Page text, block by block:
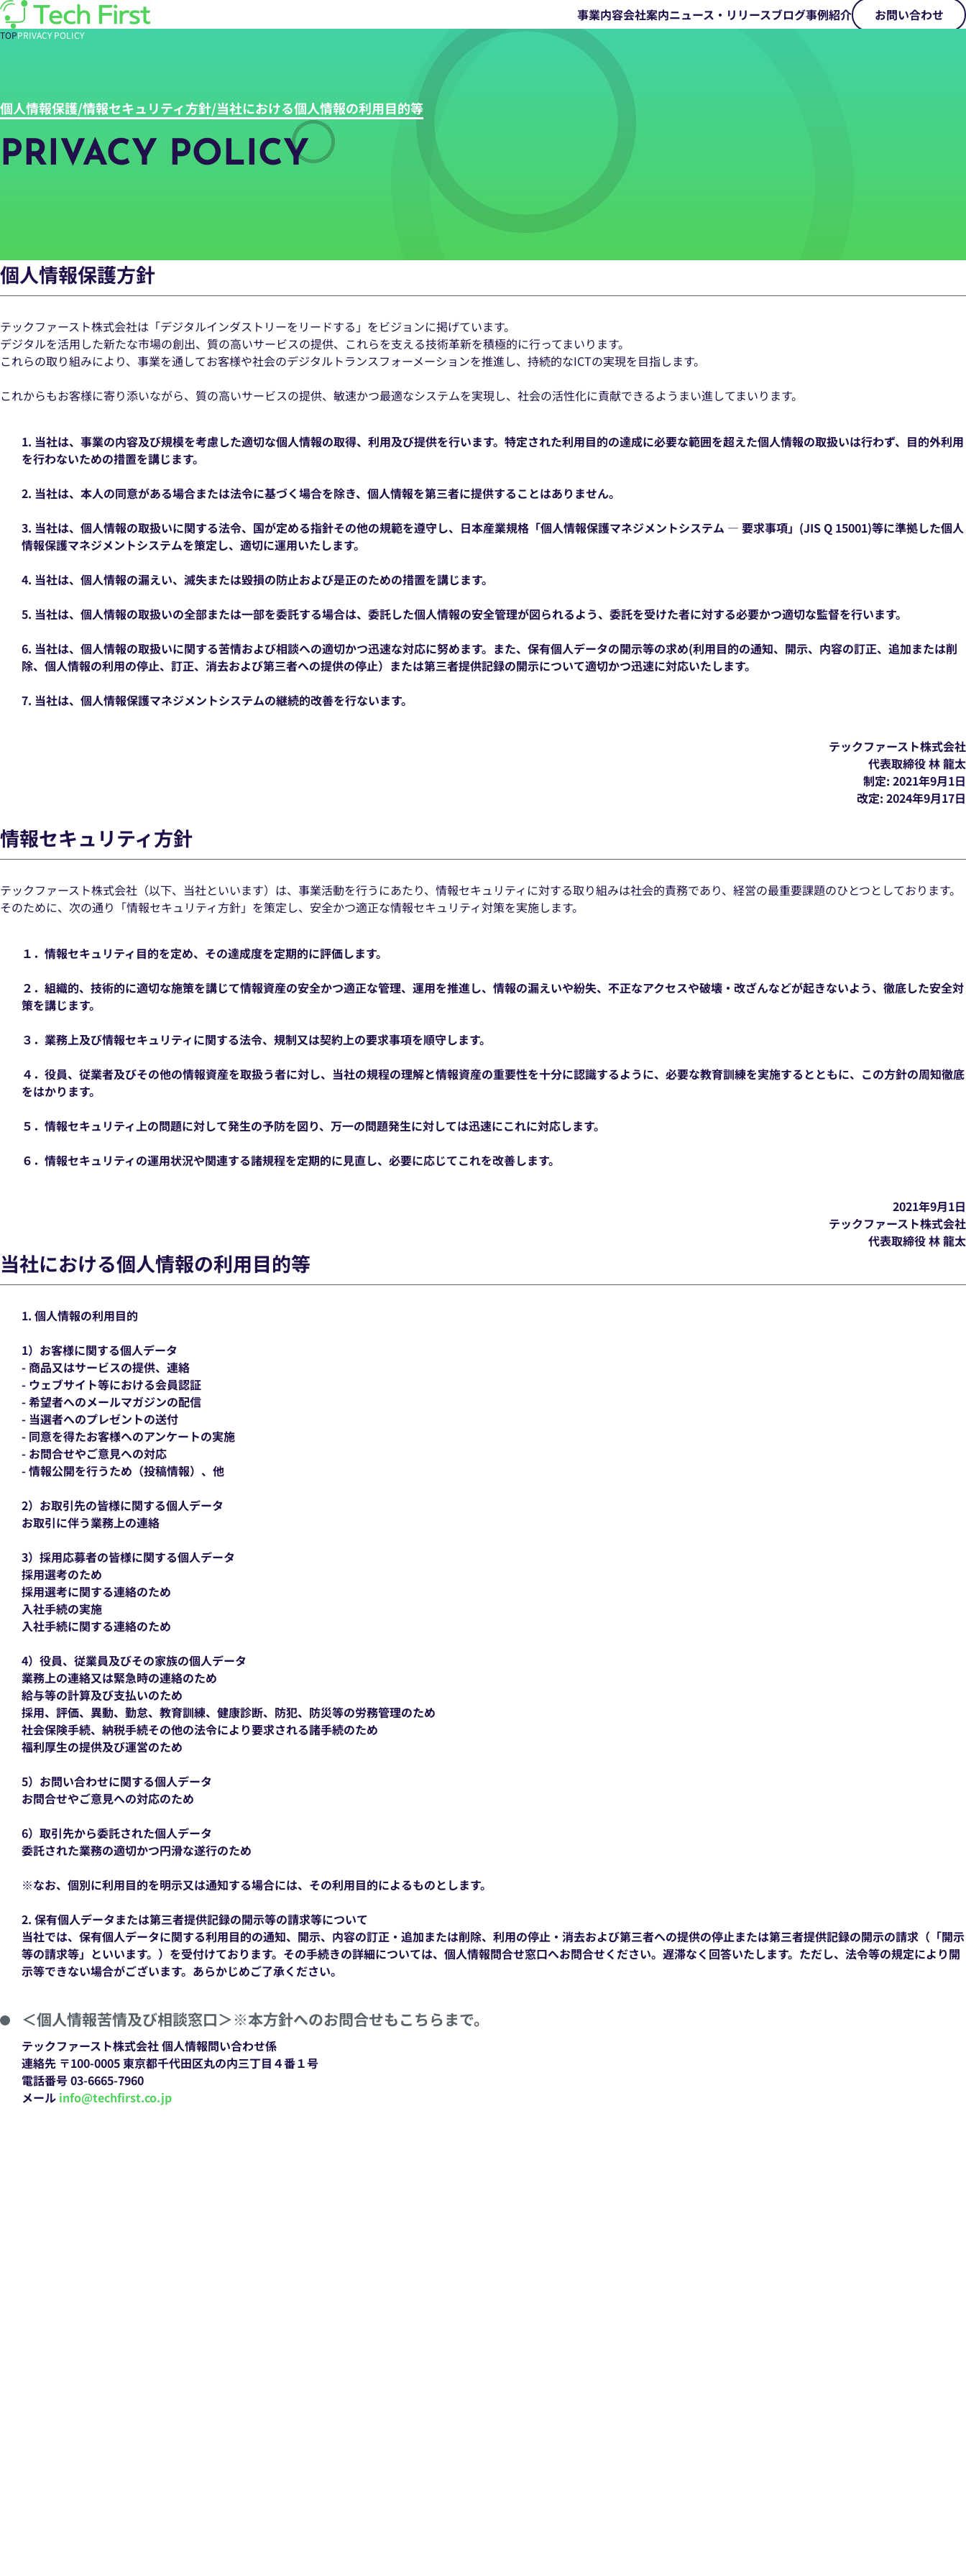
事業内容会社案内ニュース・リリースブログ事例紹介 お問い合わせ
TOPPRIVACY POLICY
個人情報保護/情報セキュリティ方針/当社における個人情報の利用目的等
PRIVACY POLICY
個人情報保護方針
テックファースト株式会社は「デジタルインダストリーをリードする」をビジョンに掲げています。
デジタルを活用した新たな市場の創出、質の高いサービスの提供、これらを支える技術革新を積極的に行ってまいります。
これらの取り組みにより、事業を通してお客様や社会のデジタルトランスフォーメーションを推進し、持続的なICTの実現を目指します。
これからもお客様に寄り添いながら、質の高いサービスの提供、敏速かつ最適なシステムを実現し、社会の活性化に貢献できるようまい進してまいります。
1. 当社は、事業の内容及び規模を考慮した適切な個人情報の取得、利用及び提供を行います。特定された利用目的の達成に必要な範囲を超えた個人情報の取扱いは行わず、目的外利用
を行わないための措置を講じます。
2. 当社は、本人の同意がある場合または法令に基づく場合を除き、個人情報を第三者に提供することはありません。
3. 当社は、個人情報の取扱いに関する法令、国が定める指針その他の規範を遵守し、日本産業規格「個人情報保護マネジメントシステム — 要求事項」(JIS Q 15001)等に準拠した個人
情報保護マネジメントシステムを策定し、適切に運用いたします。
4. 当社は、個人情報の漏えい、滅失または毀損の防止および是正のための措置を講じます。
5. 当社は、個人情報の取扱いの全部または一部を委託する場合は、委託した個人情報の安全管理が図られるよう、委託を受けた者に対する必要かつ適切な監督を行います。
6. 当社は、個人情報の取扱いに関する苦情および相談への適切かつ迅速な対応に努めます。また、保有個人データの開示等の求め(利用目的の通知、開示、内容の訂正、追加または削
除、個人情報の利用の停止、訂正、消去および第三者への提供の停止）または第三者提供記録の開示について適切かつ迅速に対応いたします。
7. 当社は、個人情報保護マネジメントシステムの継続的改善を行ないます。
テックファースト株式会社
代表取締役 林 龍太
制定: 2021年9月1日
改定: 2024年9月17日
情報セキュリティ方針
テックファースト株式会社（以下、当社といいます）は、事業活動を行うにあたり、情報セキュリティに対する取り組みは社会的責務であり、経営の最重要課題のひとつとしております。
そのために、次の通り「情報セキュリティ方針」を策定し、安全かつ適正な情報セキュリティ対策を実施します。
１．情報セキュリティ目的を定め、その達成度を定期的に評価します。
２．組織的、技術的に適切な施策を講じて情報資産の安全かつ適正な管理、運用を推進し、情報の漏えいや紛失、不正なアクセスや破壊・改ざんなどが起きないよう、徹底した安全対
策を講じます。
３．業務上及び情報セキュリティに関する法令、規制又は契約上の要求事項を順守します。
４．役員、従業者及びその他の情報資産を取扱う者に対し、当社の規程の理解と情報資産の重要性を十分に認識するように、必要な教育訓練を実施するとともに、この方針の周知徹底
をはかります。
５．情報セキュリティ上の問題に対して発生の予防を図り、万一の問題発生に対しては迅速にこれに対応します。
６．情報セキュリティの運用状況や関連する諸規程を定期的に見直し、必要に応じてこれを改善します。
2021年9月1日
テックファースト株式会社
代表取締役 林 龍太
当社における個人情報の利用目的等
1. 個人情報の利用目的
1）お客様に関する個人データ
- 商品又はサービスの提供、連絡
- ウェブサイト等における会員認証
- 希望者へのメールマガジンの配信
- 当選者へのプレゼントの送付
- 同意を得たお客様へのアンケートの実施
- お問合せやご意見への対応
- 情報公開を行うため（投稿情報）、他
2）お取引先の皆様に関する個人データ
お取引に伴う業務上の連絡
3）採用応募者の皆様に関する個人データ
採用選考のため
採用選考に関する連絡のため
入社手続の実施
入社手続に関する連絡のため
4）役員、従業員及びその家族の個人データ
業務上の連絡又は緊急時の連絡のため
給与等の計算及び支払いのため
採用、評価、異動、勤怠、教育訓練、健康診断、防犯、防災等の労務管理のため
社会保険手続、納税手続その他の法令により要求される諸手続のため
福利厚生の提供及び運営のため
5）お問い合わせに関する個人データ
お問合せやご意見への対応のため
6）取引先から委託された個人データ
委託された業務の適切かつ円滑な遂行のため
※なお、個別に利用目的を明示又は通知する場合には、その利用目的によるものとします。
2. 保有個人データまたは第三者提供記録の開示等の請求等について
当社では、保有個人データに関する利用目的の通知、開示、内容の訂正・追加または削除、利用の停止・消去および第三者への提供の停止または第三者提供記録の開示の請求（「開示
等の請求等」といいます。）を受付けております。その手続きの詳細については、個人情報問合せ窓口へお問合せください。遅滞なく回答いたします。ただし、法令等の規定により開
示等できない場合がございます。あらかじめご了承ください。
＜個人情報苦情及び相談窓口＞※本方針へのお問合せもこちらまで。
テックファースト株式会社 個人情報問い合わせ係
連絡先 〒100-0005 東京都千代田区丸の内三丁目４番１号
電話番号 03-6665-7960
メール info@techfirst.co.jp